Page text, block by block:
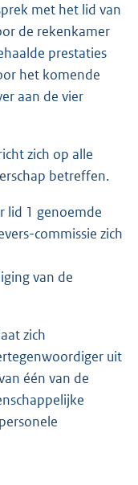
met het lid van
de rekenkamer
prestaties
het komende
aan de vier
zich op alle
betreffen.
lid 1 genoemde
commissie zich
van de
zich
uit
één van de